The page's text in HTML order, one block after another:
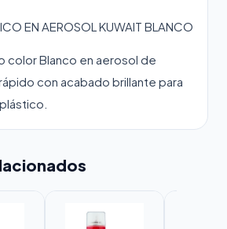
EN AEROSOL KUWAIT BLANCO
color Blanco en aerosol de
con acabado brillante para